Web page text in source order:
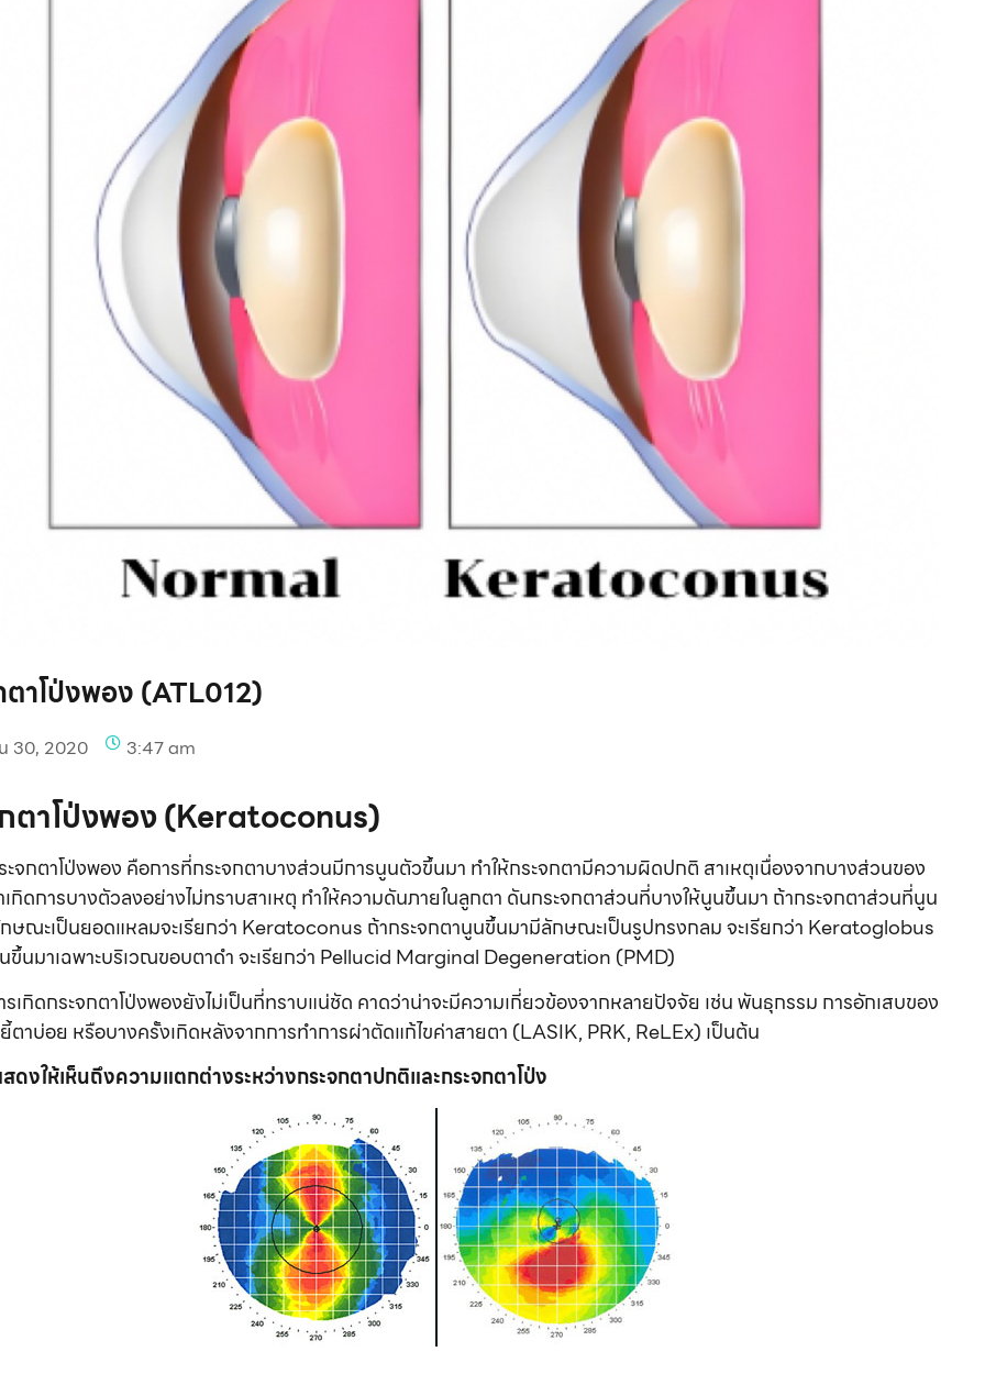
ตาโป่งพอง (ATL012)
30, 2020 3:47 am
ตาโป่งพอง(Keratoconus)
ะจกตาโป่งพอง คือการที่กระจกตาบางส่วนมีการนูนตัวขึ้นมา ทำให้กระจกตามีความผิดปกติ สาเหตุเนื่องจากบางส่วนของ
เกิดการบางตัวลงอย่างไม่ทราบสาเหตุ ทำให้ความดันภายในลูกตา ดันกระจกตาส่วนที่บางให้นูนขึ้นมา ถ้ากระจกตาส่วนที่นูน
ษณะเป็นยอดแหลมจะเรียกว่า Keratoconus ถ้ากระจกตานูนขึ้นมามีลักษณะเป็นรูปทรงกลม จะเรียกว่า Keratoglobus
ขึ้นมาเฉพาะบริเวณขอบตาดำ จะเรียกว่า Pellucid Marginal Degeneration (PMD)
รเกิดกระจกตาโป่งพองยังไม่เป็นที่ทราบแน่ชัด คาดว่าน่าจะมีความเกี่ยวข้องจากหลายปัจจัย เช่น พันธุกรรม การอักเสบของ
ตาบ่อย หรือบางครั้งเกิดหลังจากการทำการผ่าตัดแก้ไขค่าสายตา (LASIK, PRK, ReLEx) เป็นต้น
ดงให้เห็นถึงความแตกต่างระหว่างกระจกตาปกติและกระจกตาโป่ง